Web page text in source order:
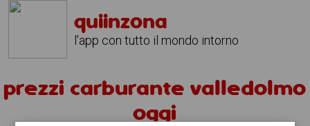
quiinzona
l'app con tutto il mondo intorno
prezzi carburante valledolmo
oggi